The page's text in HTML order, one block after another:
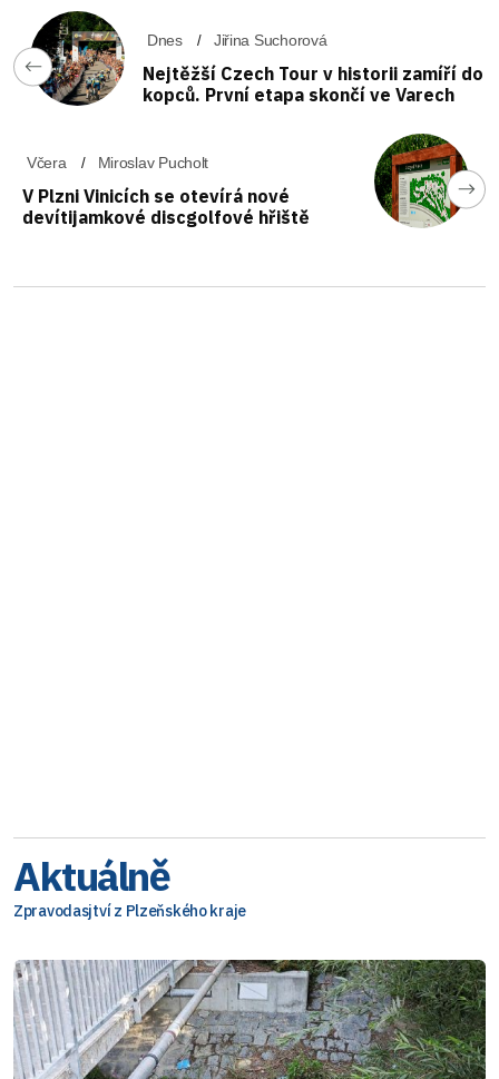
Dnes Jiřina Suchorová
Nejtěžší Czech Tour v historii zamíří do
kopců. První etapa skončí ve Varech
Včera Miroslav Pucholt
V Plzni Vinicích se otevírá nové
devítijamkové discgolfové hřiště
Aktuálně
Zpravodasjtví z Plzeňského kraje